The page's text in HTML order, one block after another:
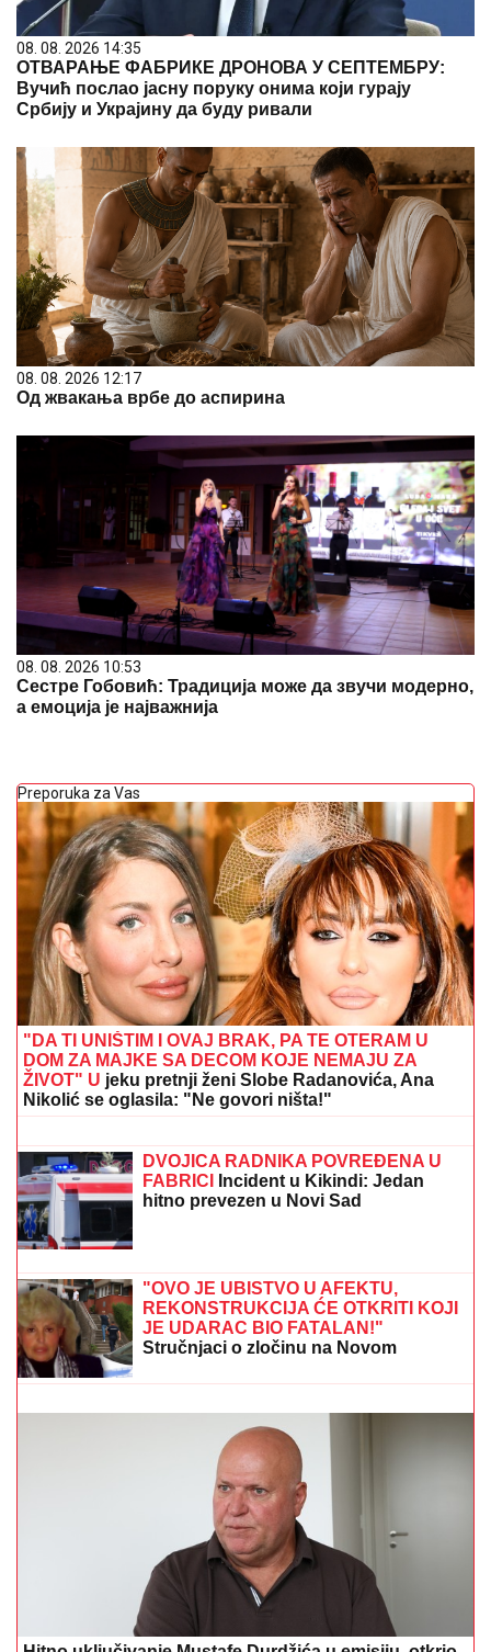
08. 08. 2026 14:35
ОТВАРАЊЕ ФАБРИКЕ ДРОНОВА У СЕПТЕМБРУ:
Вучић послао јасну поруку онима који гурају
Србију и Украјину да буду ривали
08. 08. 2026 12:17
Од жвакања врбе до аспирина
08. 08. 2026 10:53
Сестре Гобовић: Традиција може да звучи модерно,
а емоција је најважнија
Preporuka za Vas
"DA TI UNIŠTIM I OVAJ BRAK, PA TE OTERAM U
DOM ZA MAJKE SA DECOM KOJE NEMAJU ZA
ŽIVOT" U jeku pretnji ženi Slobe Radanovića, Ana
Nikolić se oglasila: "Ne govori ništa!"
progovorila o svadbi i renoviranju
kuće: "Išla sam roditeljima da kažem
da odustajem"
hitno prevezen u Novi Sad
Strahovit udes kod Niša! Vozilo potpuno zgužvano
završilo u kanalu - Delovi na sve strane (FOTO)
"OVO JE UBISTVO U AFEKTU,
REKONSTRUKCIJA ĆE OTKRITI KOJI